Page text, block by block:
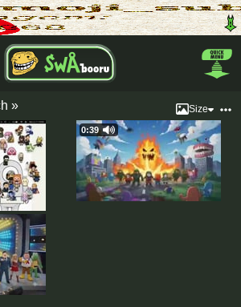
» Size
0:39